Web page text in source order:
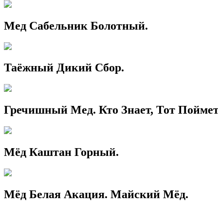
Мед Сабельник Болотный.
Таёжный Дикий Сбор.
Гречишный Мед. Кто Знает, Тот
Мёд Каштан Горный.
Мёд Белая Акация. Майский Мёд.